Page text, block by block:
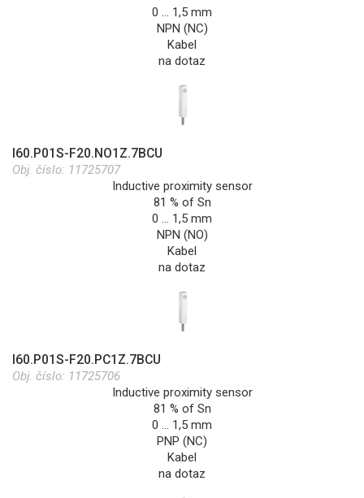
0 … 1,5 mm
NPN (NC)
Kabel
na dotaz
I60.P01S-F20.NO1Z.7BCU
Obj. číslo: 11725707
Inductive proximity sensor
81 % of Sn
0 … 1,5 mm
NPN (NO)
Kabel
na dotaz
I60.P01S-F20.PC1Z.7BCU
Obj. číslo: 11725706
Inductive proximity sensor
81 % of Sn
0 … 1,5 mm
PNP (NC)
Kabel
na dotaz